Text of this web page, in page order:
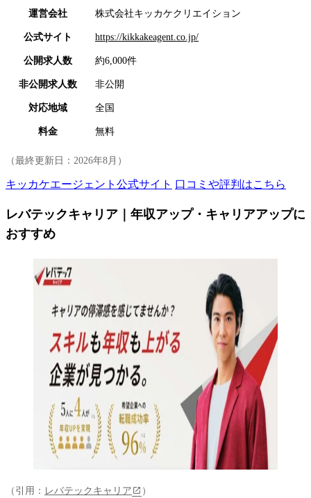
運営会社 株式会社キッカケクリエイション
公式サイト https://kikkakeagent.co.jp/
公開求人数 約6,000件
非公開求人数 非公開
対応地域 全国
料金 無料
（最終更新日： 2026年8月 ）
キッカケエージェント公式サイト 口コミや評判はこちら
レバテックキャリア｜年収アップ・キャリアアップに
おすすめ
（引用： レバテックキャリア ）